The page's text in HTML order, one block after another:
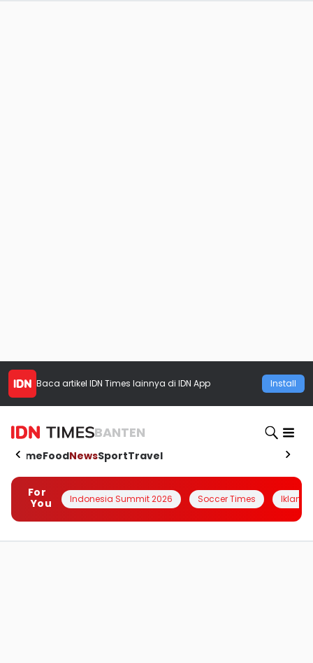
Baca artikel IDN Times lainnya di IDN App Install
BANTEN
HomeFoodNewsSportTravel
For
You
Indonesia Summit 2026 Soccer Times Iklanin